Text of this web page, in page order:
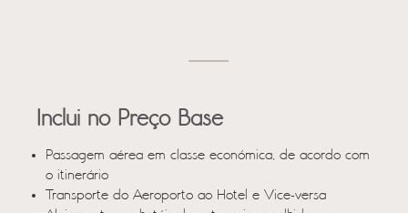
Inclui no Preço Base
Passagem aérea em classe económica, de acordo com
o itinerário
Transporte do Aeroporto ao Hotel e Vice-versa